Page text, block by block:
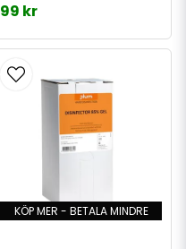
99 kr
KÖP MER - BETALA MINDRE